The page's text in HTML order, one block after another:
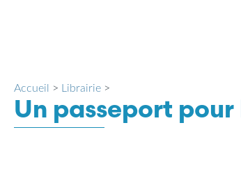
Accueil > Librairie >
Un passeport